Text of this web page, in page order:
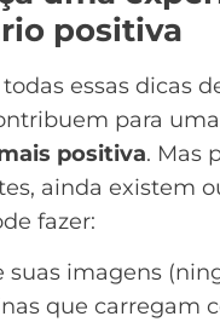
positiva
essas dicas
para uma
positiva. Mas
ainda existem
fazer:
suas imagens
que carregam